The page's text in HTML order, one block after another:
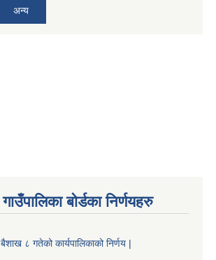
अन्य
गाउँपालिका बोर्डका निर्णयहरु
बैशाख ८ गतेको कार्यपालिकाको निर्णय |